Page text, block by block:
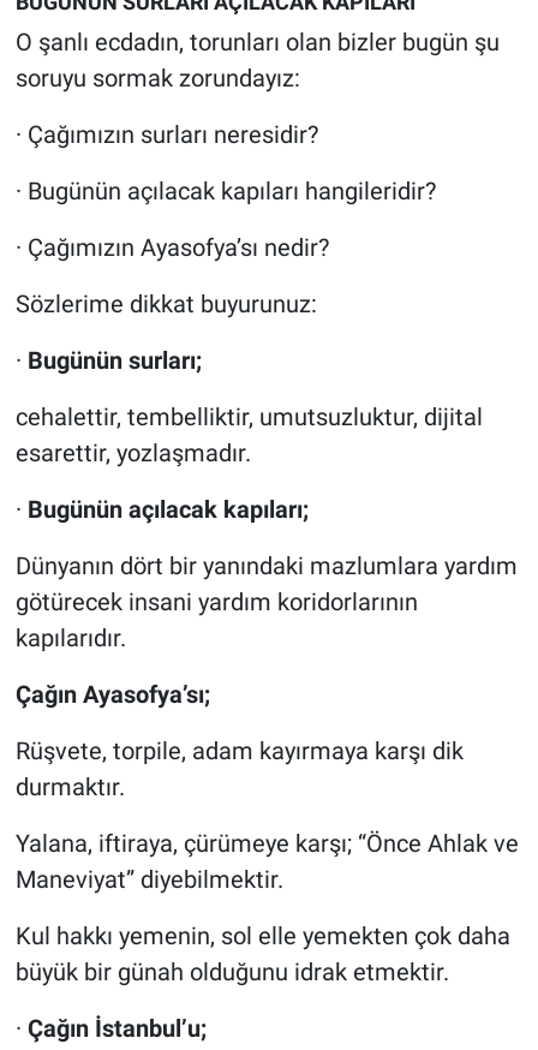
O şanlı ecdadın, torunları olan bizler bugün şu
soruyu sormak zorundayız:
· Çağımızın surları neresidir?
· Bugünün açılacak kapıları hangileridir?
· Çağımızın Ayasofya’sı nedir?
Sözlerime dikkat buyurunuz:
· Bugünün surları;
cehalettir, tembelliktir, umutsuzluktur, dijital
esarettir, yozlaşmadır.
· Bugünün açılacak kapıları;
Dünyanın dört bir yanındaki mazlumlara yardım
götürecek insani yardım koridorlarının
kapılarıdır.
Çağın Ayasofya’sı;
Rüşvete, torpile, adam kayırmaya karşı dik
durmaktır.
Yalana, iftiraya, çürümeye karşı; “Önce Ahlak ve
Maneviyat” diyebilmektir.
Kul hakkı yemenin, sol elle yemekten çok daha
büyük bir günah olduğunu idrak etmektir.
· Çağın İstanbul’u;